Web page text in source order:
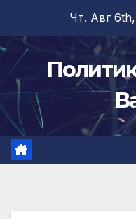
содержимому
Чт. Авг